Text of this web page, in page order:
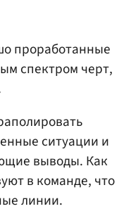
проработанные
спектром черт,
ситуации и
выводы. Как
в команде, что
линии.